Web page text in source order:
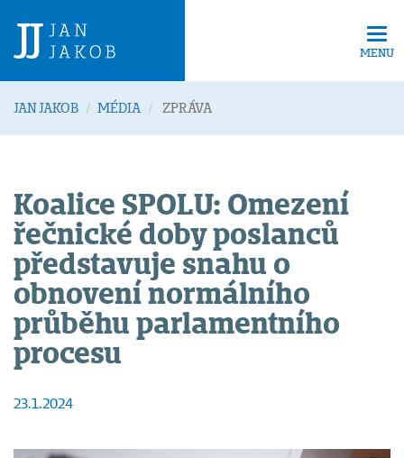
MENU
JAN JAKOB MÉDIA ZPRÁVA
Koalice SPOLU: Omezení
řečnické doby poslanců
představuje snahu o
obnovení normálního
průběhu parlamentního
procesu
23.1.2024